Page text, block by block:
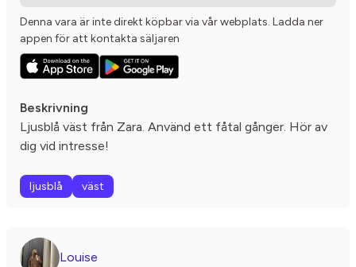
Denna vara är inte direkt köpbar via vår webplats. Ladda ner
appen för att kontakta säljaren
Beskrivning
Ljusblå väst från Zara. Använd ett fåtal gånger. Hör av
dig vid intresse!
ljusblå väst
Louise